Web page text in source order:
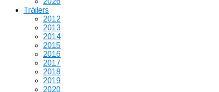
Tráilers
2012
2013
2014
2015
2016
2017
2018
2019
2020